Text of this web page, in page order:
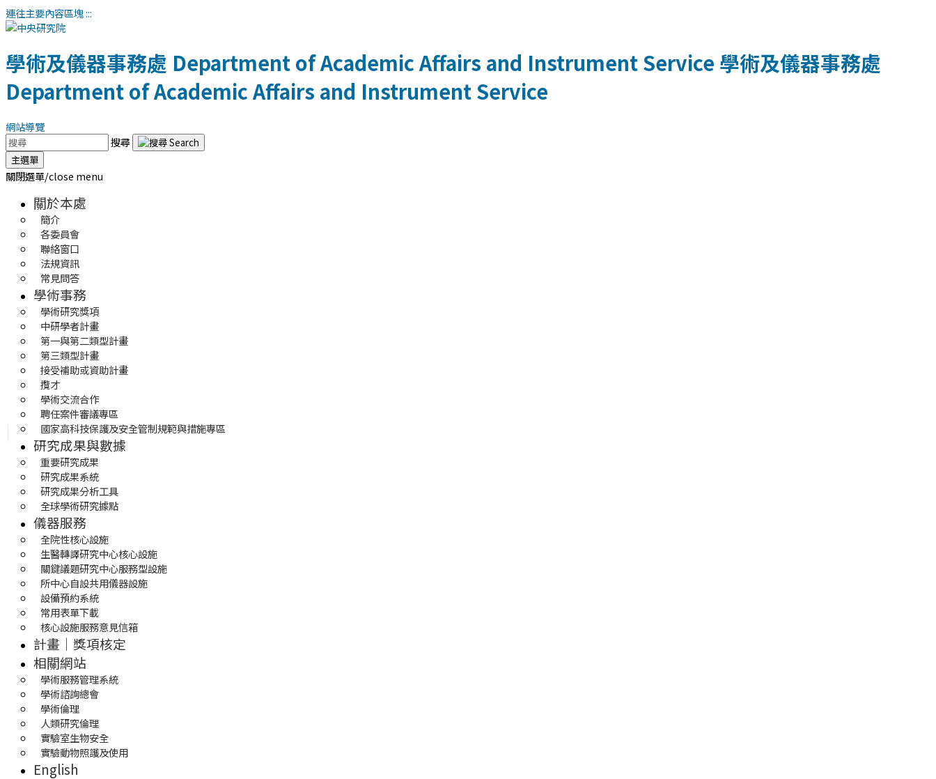
連往主要內容區塊:::
學術及儀器事務處 Department of Academic Affairs and Instrument Service 學術及儀器事務處
Department of Academic Affairs and Instrument Service
網站導覽
搜尋
主選單
關閉選單/close menu
關於本處
簡介
各委員會
聯絡窗口
法規資訊
常見問答
學術事務
學術研究獎項
中研學者計畫
第一與第二類型計畫
第三類型計畫
接受補助或資助計畫
攬才
學術交流合作
聘任案件審議專區
國家高科技保護及安全管制規範與措施專區
研究成果與數據
重要研究成果
研究成果系統
研究成果分析工具
全球學術研究據點
儀器服務
全院性核心設施
生醫轉譯研究中心核心設施
關鍵議題研究中心服務型設施
所中心自設共用儀器設施
設備預約系統
常用表單下載
核心設施服務意見信箱
計畫｜獎項核定
相關網站
學術服務管理系統
學術諮詢總會
學術倫理
人類研究倫理
實驗室生物安全
實驗動物照護及使用
English